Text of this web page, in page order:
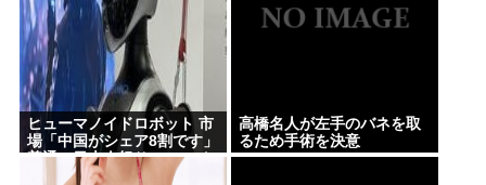
ヒューマノイドロボット 市
場「中国がシェア8割です」
普通の日本人怒りのフェイ
クニュース認定へ…
高橋名人が左手のバネを取
るため手術を決意